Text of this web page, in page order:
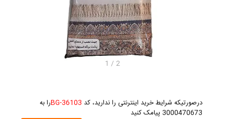
1 / 2
درصورتیکه شرایط خرید اینترنتی را ندارید، کد BG-36103را به
3000470673 پیامک کنید